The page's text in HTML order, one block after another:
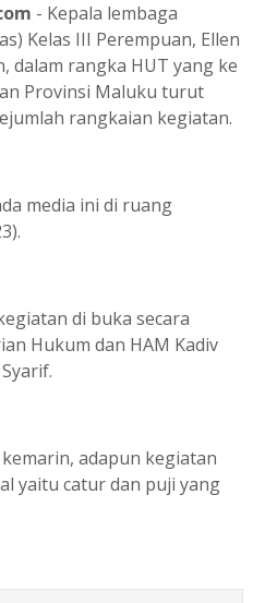
- Kepala lembaga
Kelas III Perempuan, Ellen
dalam rangka HUT yang ke
Provinsi Maluku turut
rangkaian kegiatan.
media ini di ruang
di buka secara
Hukum dan HAM Kadiv
adapun kegiatan
yaitu catur dan puji yang